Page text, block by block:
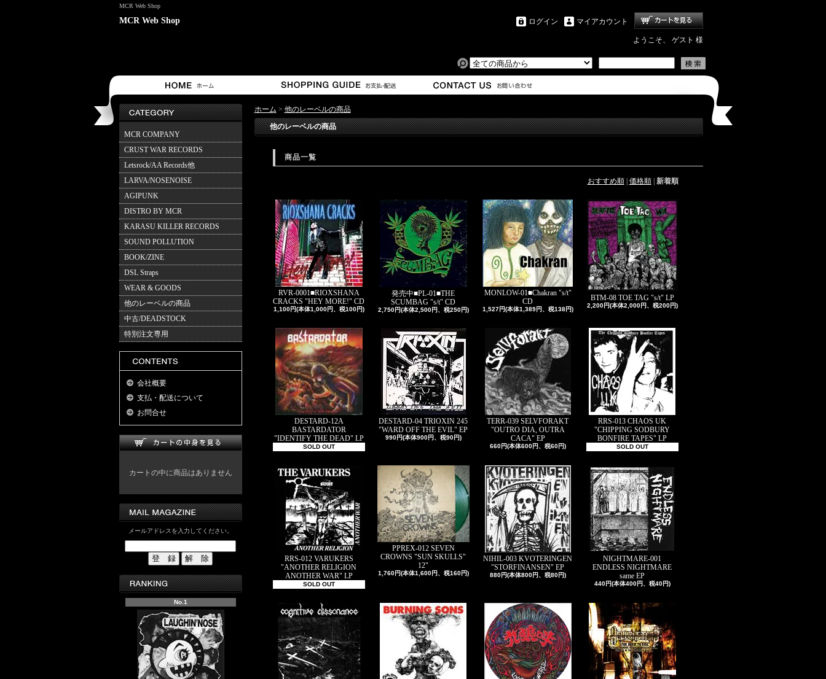
MCR Web Shop
MCR Web Shop マイアカウント
ログイン
ようこそ、 ゲスト 様
MCR COMPANY
CRUST WAR RECORDS
Letsrock/AA Records他
LARVA/NOSENOISE
AGIPUNK
DISTRO BY MCR
KARASU KILLER RECORDS
SOUND POLLUTION
BOOK/ZINE
DSL Straps
WEAR & GOODS
他のレーベルの商品
中古/DEADSTOCK
特別注文専用
会社概要
支払・配送について
お問合せ
カートの中に商品はありません
メールアドレスを入力してください。
No.1
ホーム > 他のレーベルの商品
他のレーベルの商品
商品一覧
おすすめ順| 価格順| 新着順
RVR-0001■RIOXSHANA
CRACKS "HEY MORE!" CD
1,100円(本体1,000円、税100円)
発売中■PL-01■THE
SCUMBAG "s/t" CD
2,750円(本体2,500円、税250円)
MONLOW-01■Chakran "s/t"
CD
1,527円(本体1,389円、税138円)
BTM-08 TOE TAG "s/t" LP
2,200円(本体2,000円、税200円)
DESTARD-12A
BASTARDATOR
"IDENTIFY THE DEAD" LP
SOLD OUT
DESTARD-04 TRIOXIN 245
"WARD OFF THE EVIL" EP
990円(本体900円、税90円)
TERR-039 SELVFORAKT
"OUTRO DIA, OUTRA
CACA" EP
660円(本体600円、税60円)
RRS-013 CHAOS UK
"CHIPPING SODBURY
BONFIRE TAPES" LP
SOLD OUT
RRS-012 VARUKERS
"ANOTHER RELIGION
ANOTHER WAR" LP
SOLD OUT
PPREX-012 SEVEN
CROWNS "SUN SKULLS"
12"
1,760円(本体1,600円、税160円)
NIHIL-003 KVOTERINGEN
"STORFINANSEN" EP
880円(本体800円、税80円)
NIGHTMARE-001
ENDLESS NIGHTMARE
same EP
440円(本体400円、税40円)